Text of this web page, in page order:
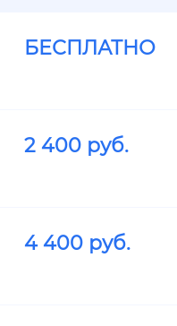
БЕСПЛАТНО
2 400руб.
4 400руб.